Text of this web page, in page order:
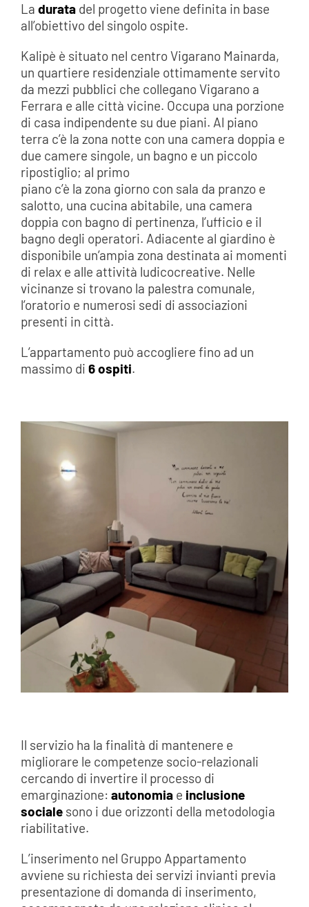
La duratadel progetto viene definita in base
all’obiettivo del singolo ospite.
Kalipè è situato nel centro Vigarano Mainarda,
un quartiere residenziale ottimamente servito
da mezzi pubblici che collegano Vigarano a
Ferrara e alle città vicine. Occupa una porzione
di casa indipendente su due piani. Al piano
terra c’è la zona notte con una camera doppia e
due camere singole, un bagno e un piccolo
ripostiglio; al primo
piano c’è la zona giorno con sala da pranzo e
salotto, una cucina abitabile, una camera
doppia con bagno di pertinenza, l’ufficio e il
bagno degli operatori. Adiacente al giardino è
disponibile un’ampia zona destinata ai momenti
di relax e alle attività ludicocreative. Nelle
vicinanze si trovano la palestra comunale,
l’oratorio e numerosi sedi di associazioni
presenti in città.
L’appartamento può accogliere fino ad un
massimo di 6 ospiti.
Il servizio ha la finalità di mantenere e
migliorare le competenze socio-relazionali
cercando di invertire il processo di
emarginazione: autonomiae inclusione
socialesono i due orizzonti della metodologia
riabilitative.
L’inserimento nel Gruppo Appartamento
avviene su richiesta dei servizi invianti previa
presentazione di domanda di inserimento,